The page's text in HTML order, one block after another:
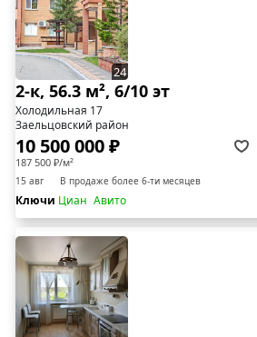
24
2-к, 56.3 м², 6/10 эт
Холодильная 17
Заельцовский район
10 500 000 ₽
187 500 ₽/м²
15 авг В продаже более 6-ти месяцев
Ключи Циан Авито